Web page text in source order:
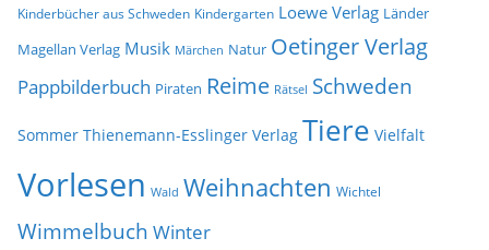
Kinderbücher aus Schweden Kindergarten Loewe Verlag Länder
Magellan Verlag Musik Märchen Natur Oetinger Verlag
Pappbilderbuch Piraten Reime Rätsel Schweden
Sommer Thienemann-Esslinger Verlag Tiere Vielfalt
Vorlesen Wald Weihnachten Wichtel
Wimmelbuch Winter